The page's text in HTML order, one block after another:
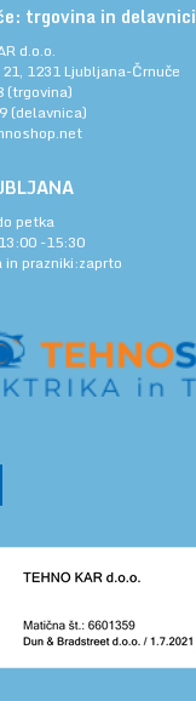
trgovina in delavnici
d.o.o.
1231 Ljubljana-Črnuče
(trgovina)
(delavnica)
petka
-15:30
prazniki:zaprto